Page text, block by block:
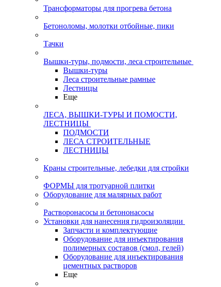
Трансформаторы для прогрева бетона
Бетоноломы, молотки отбойные, пики
Тачки
Вышки-туры, подмости, леса строительные
Вышки-туры
Леса строительные рамные
Лестницы
Еще
ЛЕСА, ВЫШКИ-ТУРЫ И ПОМОСТИ,
ЛЕСТНИЦЫ
ПОДМОСТИ
ЛЕСА СТРОИТЕЛЬНЫЕ
ЛЕСТНИЦЫ
Краны строительные, лебедки для стройки
ФОРМЫ для тротуарной плитки
Оборудование для малярных работ
Растворонасосы и бетононасосы
Установки для нанесения гидроизоляции
Запчасти и комплектующие
Оборудование для инъектирования
полимерных составов (смол, гелей)
Оборудование для инъектирования
цементных растворов
Еще